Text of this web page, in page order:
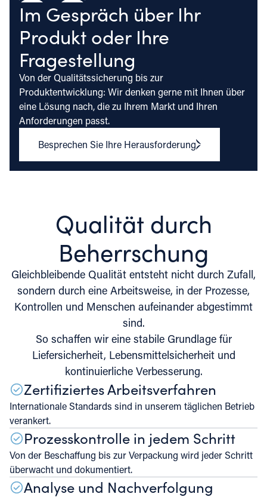
Im Gespräch über Ihr
Produkt oder Ihre
Fragestellung
Von der Qualitätssicherung bis zur
Produktentwicklung: Wir denken gerne mit Ihnen über
eine Lösung nach, die zu Ihrem Markt und Ihren
Anforderungen passt.
Besprechen Sie Ihre Herausforderung
Qualität durch
Beherrschung
Gleichbleibende Qualität entsteht nicht durch Zufall,
sondern durch eine Arbeitsweise, in der Prozesse,
Kontrollen und Menschen aufeinander abgestimmt
sind.
So schaffen wir eine stabile Grundlage für
Liefersicherheit, Lebensmittelsicherheit und
kontinuierliche Verbesserung.
Zertifiziertes Arbeitsverfahren
Internationale Standards sind in unserem täglichen Betrieb
verankert.
Prozesskontrolle in jedem Schritt
Von der Beschaffung bis zur Verpackung wird jeder Schritt
überwacht und dokumentiert.
Analyse und Nachverfolgung